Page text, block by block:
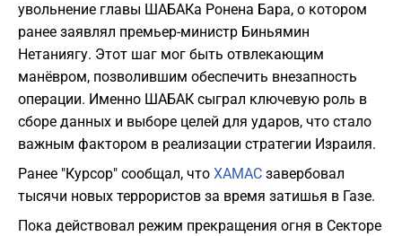
увольнение главы ШАБАКа Ронена Бара, о котором
ранее заявлял премьер-министр Биньямин
Нетаниягу. Этот шаг мог быть отвлекающим
манёвром, позволившим обеспечить внезапность
операции. Именно ШАБАК сыграл ключевую роль в
сборе данных и выборе целей для ударов, что стало
важным фактором в реализации стратегии Израиля.
Ранее "Курсор" сообщал, что ХАМАС завербовал
тысячи новых террористов за время затишья в Газе.
Пока действовал режим прекращения огня в Секторе